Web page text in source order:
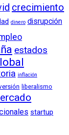
crecimiento
dinero disrupción
estados
inflación
liberalismo
startup